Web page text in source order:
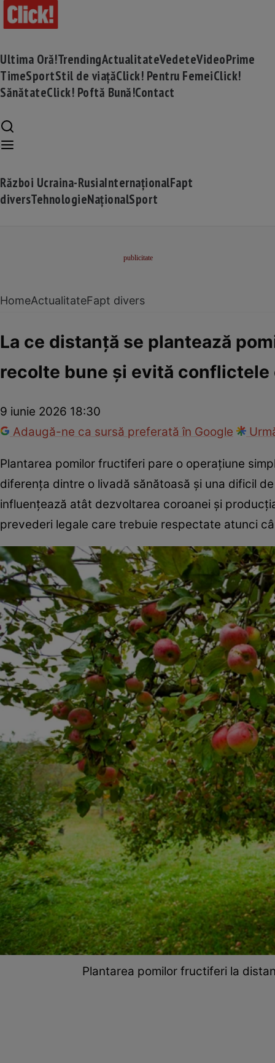
Ultima Oră!TrendingActualitateVedeteVideoPrime
TimeSportStil de viațăClick! Pentru FemeiClick!
SănătateClick! Poftă Bună!Contact
Război Ucraina-RusiaInternaționalFapt
diversTehnologieNaționalSport
HomeActualitateFapt divers
La ce distanță se plantează
recolte bune și evită
9 iunie 2026 18:30
Adaugă-ne ca sursă preferată în Google
Plantarea pomilor fructiferi pare o operațiune
diferența dintre o livadă sănătoasă și una dificil
influențează atât dezvoltarea coroanei și
prevederi legale care trebuie respectate atunci
Plantarea pomilor fructiferi la